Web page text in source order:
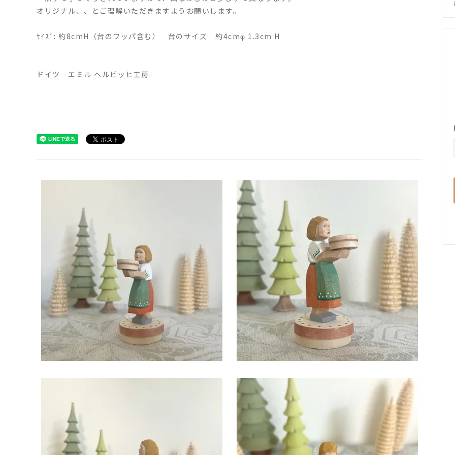
オリジナル、、とご理解いただきますようお願いします。
ｻｲｽﾞ: 約8cmH（台のワッパ含む） 台のサイズ 約4cmφ 1.3cm H
ドイツ エミル ヘルビッヒ工房